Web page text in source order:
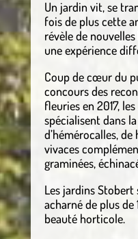
Un jardin vit, se
fois de plus cette
révèle de
une expérience
Coup de cœur du
concours des
fleuries en 2017,
spécialisent dans
d’hémérocalles,
vivaces
graminées,
Les jardins
acharné de plus de
beauté horticole.